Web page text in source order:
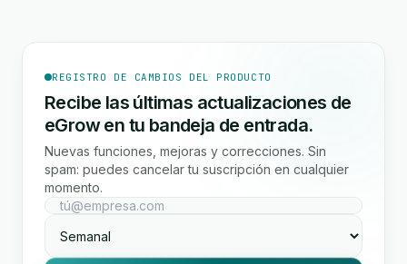
REGISTRO DE CAMBIOS DEL PRODUCTO
Recibe las últimas actualizaciones de
eGrow en tu bandeja de entrada.
Nuevas funciones, mejoras y correcciones. Sin
spam: puedes cancelar tu suscripción en cualquier
momento.